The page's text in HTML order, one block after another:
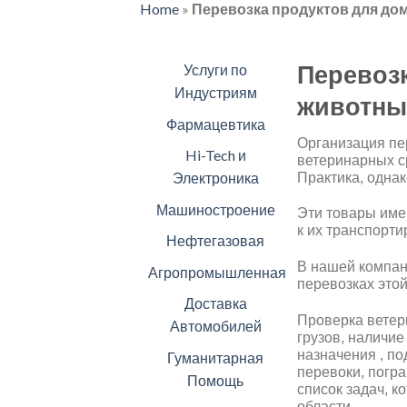
Home» Перевозка продуктов для
Услуги по
Индустриям
Фармацевтика
Hi-Tech и
Электроника
Машиностроение
Нефтегазовая
Агропромышленная
Доставка
Автомобилей
Гуманитарная
Помощь
Oрганизация
ветеринарных
Практика,
Эти товары
к их
В нашей
перевозках
Проверка
грузов,
назначения ,
перевоки,
список задач,